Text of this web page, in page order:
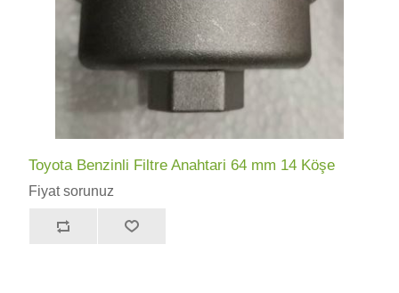
Toyota Benzinli Filtre Anahtari 64 mm 14 Köşe
Fiyat sorunuz